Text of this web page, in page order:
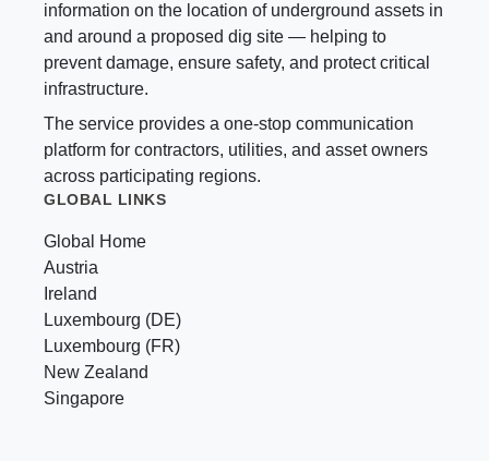
information on the location of underground assets in
and around a proposed dig site — helping to
prevent damage, ensure safety, and protect critical
infrastructure.
The service provides a one-stop communication
platform for contractors, utilities, and asset owners
across participating regions.
GLOBAL LINKS
Global Home
Austria
Ireland
Luxembourg (DE)
Luxembourg (FR)
New Zealand
Singapore